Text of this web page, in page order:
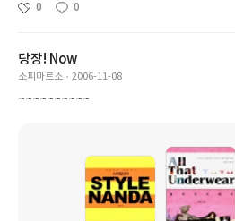
0 0
당장! Now
소피마르소 2006-11-08
~~~~~~~~~~